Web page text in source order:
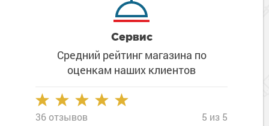
Сервис
Средний рейтинг магазина по
оценкам наших клиентов
36 отзывов 5 из 5